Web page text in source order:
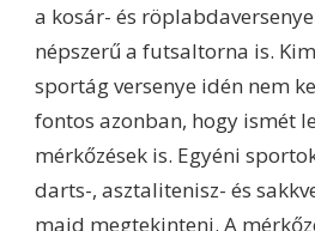
a kosár- és
népszerű a futsaltorna is.
sportág versenye idén nem
fontos azonban, hogy ismét
mérkőzések is. Egyéni
darts-, asztalitenisz- és
majd megtekinteni. A